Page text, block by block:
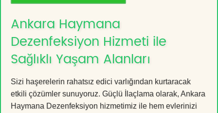
Ankara Haymana
Dezenfeksiyon Hizmeti ile
Sağlıklı Yaşam Alanları
Sizi haşerelerin rahatsız edici varlığından kurtaracak
etkili çözümler sunuyoruz. Güçlü İlaçlama olarak, Ankara
Haymana Dezenfeksiyon hizmetimiz ile hem evlerinizi